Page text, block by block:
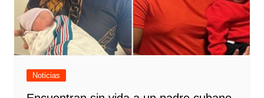
Noticias